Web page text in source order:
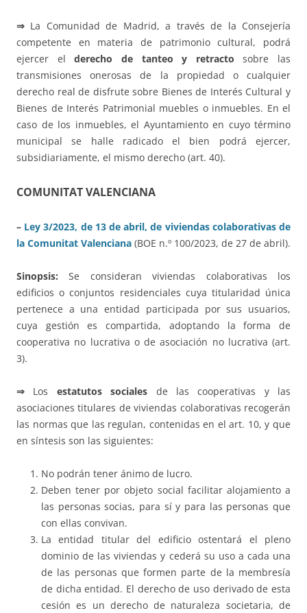
⇒ La Comunidad de Madrid, a través de la Consejería
competente en materia de patrimonio cultural, podrá
ejercer elderecho de tanteo y retracto sobre las
transmisiones onerosas de la propiedad o cualquier
derecho real de disfrute sobre Bienes de Interés Cultural y
Bienes de Interés Patrimonial muebles o inmuebles. En el
caso de los inmuebles, el Ayuntamiento en cuyo término
municipal se halle radicado el bien podrá ejercer,
subsidiariamente, el mismo derecho (art. 40).
COMUNITAT VALENCIANA
– Ley 3/2023, de 13 de abril, de viviendas colaborativas de
la Comunitat Valenciana (BOE n.º 100/2023, de 27 de abril).
Sinopsis: Se consideran viviendas colaborativas los
edificios o conjuntos residenciales cuya titularidad única
pertenece a una entidad participada por sus usuarios,
cuya gestión es compartida, adoptando la forma de
cooperativa no lucrativa o de asociación no lucrativa (art.
3).
⇒ Los estatutos sociales de las cooperativas y las
asociaciones titulares de viviendas colaborativas recogerán
las normas que las regulan, contenidas en el art. 10, y que
en síntesis son las siguientes:
No podrán tener ánimo de lucro.
Deben tener por objeto social facilitar alojamiento a
las personas socias, para sí y para las personas que
con ellas convivan.
La entidad titular del edificio ostentará el pleno
dominio de las viviendas y cederá su uso a cada una
de las personas que formen parte de la membresía
de dicha entidad. El derecho de uso derivado de esta
cesión es un derecho de naturaleza societaria, de